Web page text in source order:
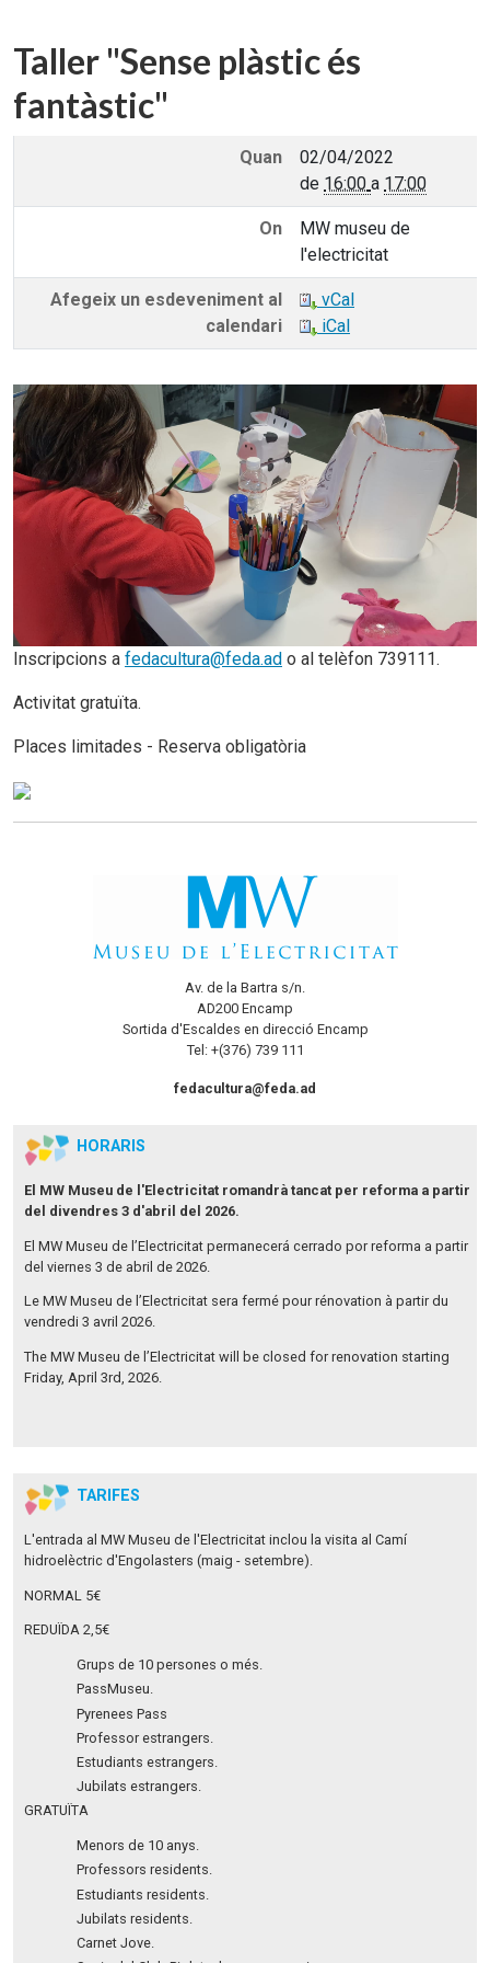
Taller "Sense plàstic és
fantàstic"
Quan
02/04/2022
de 16:00 a 17:00
On
MW museu de
l'electricitat
Afegeix un esdeveniment al
calendari
vCal
iCal
Inscripcions a fedacultura@feda.ad o al telèfon 739111.
Activitat gratuïta.
Places limitades - Reserva obligatòria
Av. de la Bartra s/n.
AD200 Encamp
Sortida d'Escaldes en direcció Encamp
Tel: +(376) 739 111
fedacultura@feda.ad
HORARIS
El MW Museu de l'Electricitat romandrà tancat per reforma a partir
del divendres 3 d'abril del 2026.
El MW Museu de l’Electricitat permanecerá cerrado por reforma a partir
del viernes 3 de abril de 2026.
Le MW Museu de l’Electricitat sera fermé pour rénovation à partir du
vendredi 3 avril 2026.
The MW Museu de l’Electricitat will be closed for renovation starting
Friday, April 3rd, 2026.
TARIFES
L'entrada al MW Museu de l'Electricitat inclou la visita al Camí
hidroelèctric d'Engolasters (maig - setembre).
NORMAL 5€
REDUÏDA 2,5€
Grups de 10 persones o més.
PassMuseu.
Pyrenees Pass
Professor estrangers.
Estudiants estrangers.
Jubilats estrangers.
GRATUÏTA
Menors de 10 anys.
Professors residents.
Estudiants residents.
Jubilats residents.
Carnet Jove.